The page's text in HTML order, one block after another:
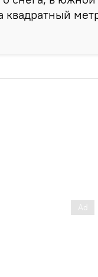
квадратный